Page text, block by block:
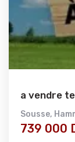
a vendre
Sousse,
739 000